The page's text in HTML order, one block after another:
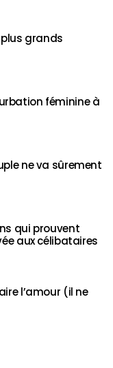
plus grands
féminine à
ne va sûrement
qui prouvent
aux célibataires
l’amour (il ne